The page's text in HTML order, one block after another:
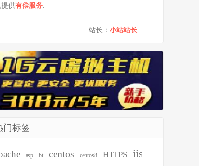
提供有偿服务.
长： 小站站长
门标签
asp bt centos centos8 HTTPS iis